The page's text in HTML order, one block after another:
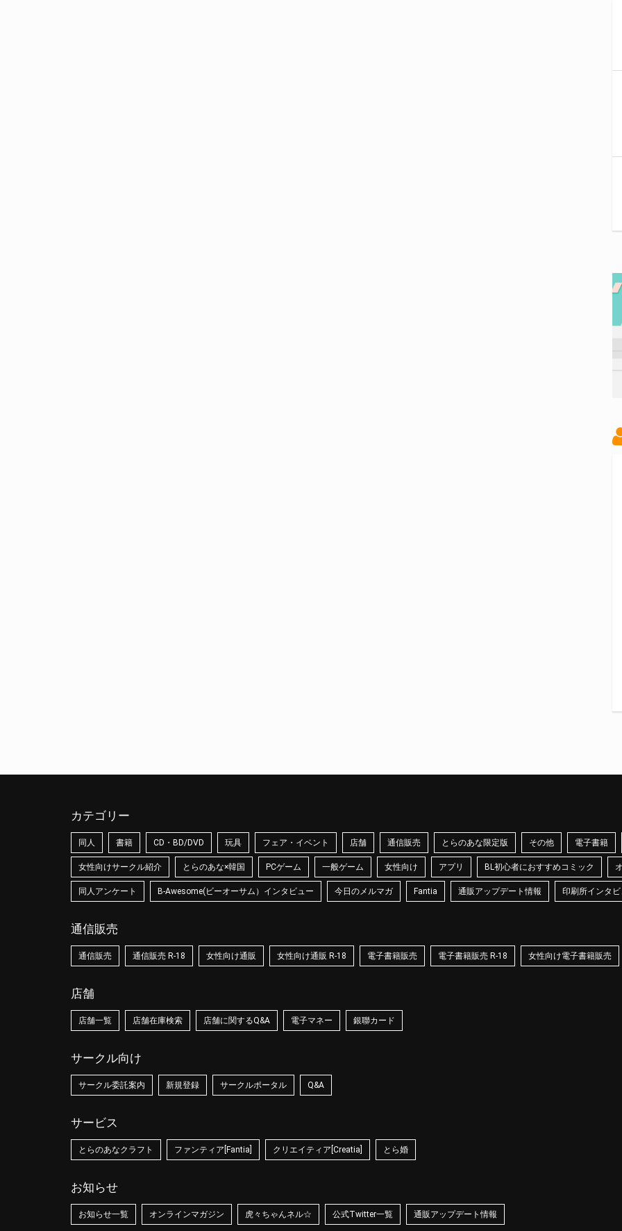
カテゴリー
同人 書籍 CD・BD/DVD 玩具 フェア・イベント 店舗 通信販売 とらのあな限定版 その他 電子書籍
女性向けサークル紹介 とらのあな×韓国 PCゲーム 一般ゲーム 女性向け アプリ BL初心者におすすめコミック
同人アンケート B-Awesome(ビーオーサム）インタビュー 今日のメルマガ Fantia 通販アップデート情報 印刷所インタ
通信販売
通信販売 通信販売 R-18 女性向け通販 女性向け通販 R-18 電子書籍販売 電子書籍販売 R-18 女性向け電子書籍販売
店舗
店舗一覧 店舗在庫検索 店舗に関するQ&A 電子マネー 銀聯カード
サークル向け
サークル委託案内 新規登録 サークルポータル Q&A
サービス
とらのあなクラフト ファンティア[Fantia] クリエイティア[Creatia] とら婚
お知らせ
お知らせ一覧 オンラインマガジン 虎々ちゃんネル☆ 公式Twitter一覧 通販アップデート情報